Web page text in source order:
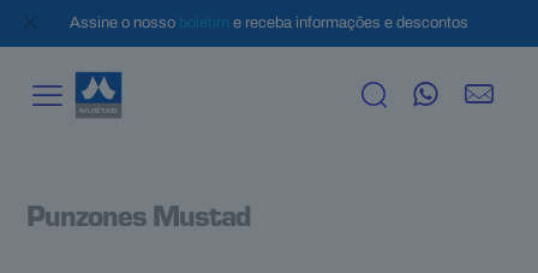
Assine o nosso boletim e receba informações e descontos
Punzones Mustad